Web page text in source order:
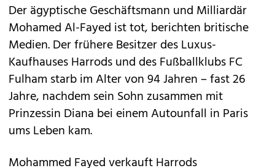
Der ägyptische Geschäftsmann und Milliardär
Mohamed Al-Fayed ist tot, berichten britische
Medien. Der frühere Besitzer des Luxus-
Kaufhauses Harrods und des Fußballklubs FC
Fulham starb im Alter von 94 Jahren – fast 26
Jahre, nachdem sein Sohn zusammen mit
Prinzessin Diana bei einem Autounfall in Paris
ums Leben kam.
Mohammed Fayed verkauft Harrods